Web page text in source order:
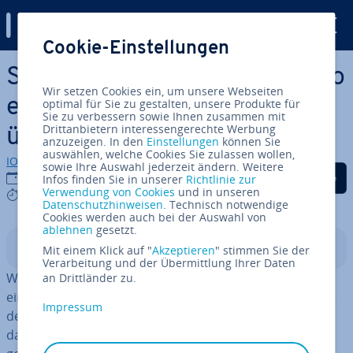
Zum Haupt­in­halt springen
SHOW TABLES in MariaDB: So
erhalten Sie einen Überblick
über alle Tabellen
IONOS Redaktion
04.06.2024
4 mins
Auf Facebook teilen
Auf Twitter teilen
Auf LinkedIn
In­halts­ver­zeich­nis
Wenn Sie eine Übersicht über alle Tabellen innerhalb
einer Datenbank benötigen, ist in MariaDB
der passende Befehl. Seit der Version 11.2.0 werden
dabei auch pro­vi­so­ri­sche Tabellen (Temporary Tables)
Cookie-Einstellungen
Wir setzen Cookies ein, um unsere Webseiten
optimal für Sie zu gestalten, unsere Produkte für
Sie zu verbessern sowie Ihnen zusammen mit
Drittanbietern interessengerechte Werbung
anzuzeigen. In den Einstellungen können Sie
auswählen, welche Cookies Sie zulassen wollen,
sowie Ihre Auswahl jederzeit ändern. Weitere
Infos finden Sie in unserer Richtlinie zur
Verwendung von Cookies und in unseren
Datenschutzhinweisen. Technisch notwendige
Cookies werden auch bei der Auswahl von
ablehnen gesetzt.
Mit einem Klick auf "Akzeptieren" stimmen Sie der
Verarbeitung und der Übermittlung Ihrer Daten
an Drittländer zu.
Impressum